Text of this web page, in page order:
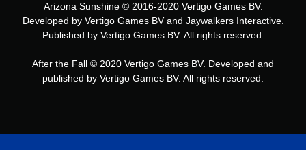
Arizona Sunshine © 2016-2020 Vertigo Games BV.
Developed by Vertigo Games BV and Jaywalkers Interactive.
Published by Vertigo Games BV. All rights reserved.
After the Fall © 2020 Vertigo Games BV. Developed and
published by Vertigo Games BV. All rights reserved.